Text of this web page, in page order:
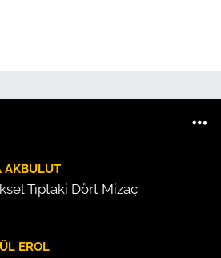
AKBULUT
Tıptaki Dört Mizaç
EROL